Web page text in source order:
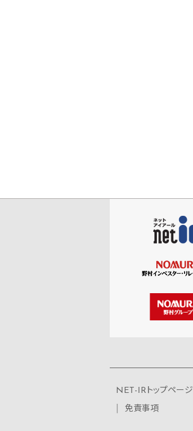
NET-IRトップページ
免責事項